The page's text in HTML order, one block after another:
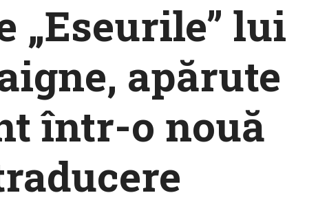
„Eseurile” lui
apărute
într-o nouă